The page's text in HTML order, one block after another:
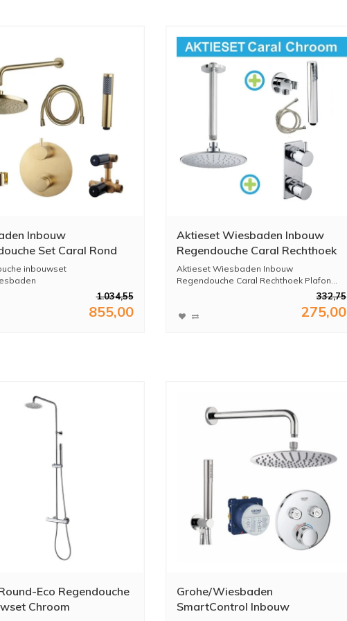
Inbouw
Set Caral Rond
Geborsteld Messing
Coating
inbouwset
1.034,55
855,00
Aktieset Wiesbaden Inbouw
Regendouche Caral Rechthoek
Plafonduitloop Chroom
Aktieset Wiesbaden Inbouw
Regendouche Caral Rechthoek Plafon...
332,75
275,00
Eco Regendouche
Chroom
Grohe/Wiesbaden
SmartControl Inbouw